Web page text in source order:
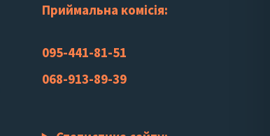
Приймальна комісія:
095-441-81-51
068-913-89-39